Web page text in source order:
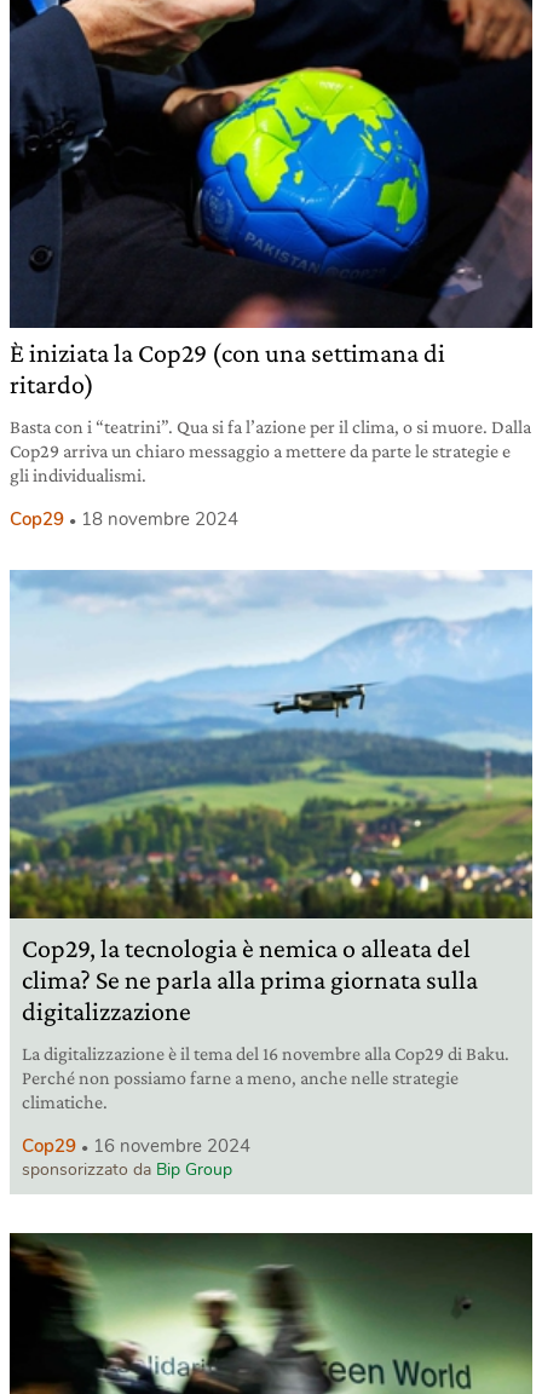
È iniziata la Cop29 (con una settimana di
ritardo)
Basta con i “teatrini”. Qua si fa l’azione per il clima, o si muore. Dalla
Cop29 arriva un chiaro messaggio a mettere da parte le strategie e
gli individualismi.
Cop29 18 novembre 2024
Cop29, la tecnologia è nemica o alleata del
clima? Se ne parla alla prima giornata sulla
digitalizzazione
La digitalizzazione è il tema del 16 novembre alla Cop29 di Baku.
Perché non possiamo farne a meno, anche nelle strategie
climatiche.
Cop29 16 novembre 2024
sponsorizzato da Bip Group